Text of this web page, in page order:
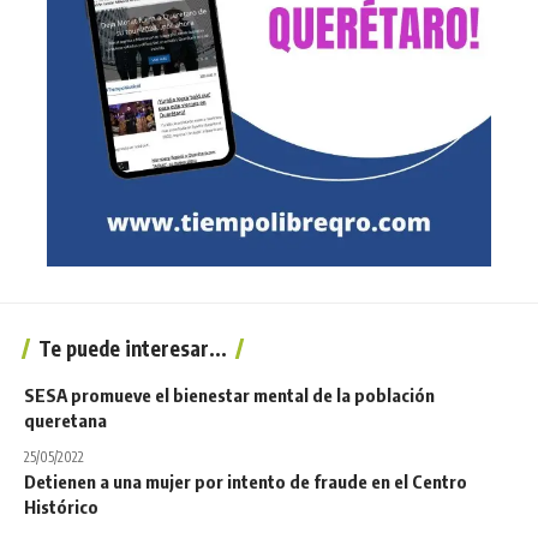
Te puede interesar...
SESA promueve el bienestar mental de la población
queretana
25/05/2022
Detienen a una mujer por intento de fraude en el Centro
Histórico